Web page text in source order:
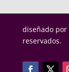
diseñado por
reservados.